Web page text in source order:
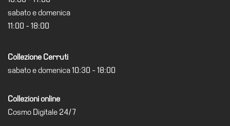
Chi
siamo
Media
Organizza
sabato e domenica
11:00 - 18:00
Collezione Cerruti
sabato e domenica 10:30 - 18:00
Collezioni online
Cosmo Digitale 24/7